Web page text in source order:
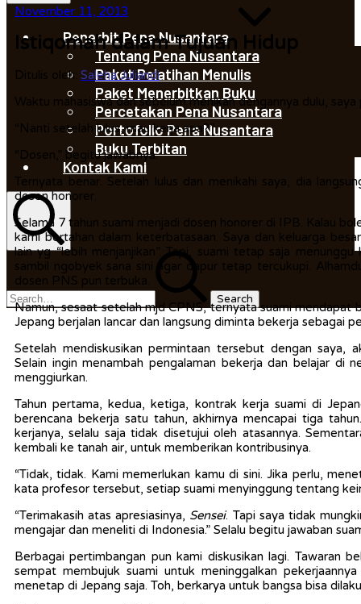
Penerbit Pena Nusantara
Tentang Pena Nusantara
Paket Pelatihan Menulis
Paket Menerbitkan Buku
Percetakan Pena Nusantara
Portofolio Pena Nusantara
Buku Terbitan
Kontak Kami
Search
Search
for:
Mobile
Menu
November 11, 2013
Istiqomah dalam Tujuan Hidup
Ditulis oleh: Saleha Juliandi
Waktu mahasiswa dan sebelum menikah dengannya dulu,
“Nanti setelah lulus, mau kerja apa?”
“Dosen,” begitu jawabnya.
Ternyata benar. Setelah lulus dan menikahi saya, dia
dosen honorer.
Selama 7 tahun suami menjadi dosen honorer di IPB. Kalau
kami bertahan dalam keterbatasaan. Saya dan keluarga
lain yg “lebih menjanjikan”. Tapi, suami tetap saja
sambil ngobyek sana sini agar dapur tetap tercukupi.
dosen PNS pun terbuka.
Namun, sesaat setelah mjd CPNS, ternyata suami mendapat
Jepang berjalan lancar dan langsung diminta bekerja sebagai
Setelah mendiskusikan permintaan tersebut dengan saya,
Selain ingin menambah pengalaman bekerja dan belajar di
menggiurkan.
Tahun pertama, kedua, ketiga, kontrak kerja suami di
berencana bekerja satu tahun, akhirnya mencapai tiga
kerjanya, selalu saja tidak disetujui oleh atasannya.
kembali ke tanah air, untuk memberikan kontribusinya.
“Tidak, tidak. Kami memerlukan kamu di sini. Jika perlu,
kata profesor tersebut, setiap suami menyinggung tentang
“Terimakasih atas apresiasinya, Sensei. Tapi saya tidak
mengajar dan meneliti di Indonesia.” Selalu begitu jawaban
Berbagai pertimbangan pun kami diskusikan lagi. Tawaran
sempat membujuk suami untuk meninggalkan
menetap di Jepang saja. Toh, berkarya untuk bangsa bisa